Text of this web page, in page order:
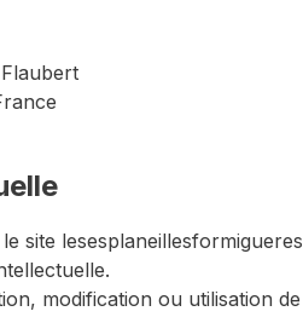
site
modification ou utilisation